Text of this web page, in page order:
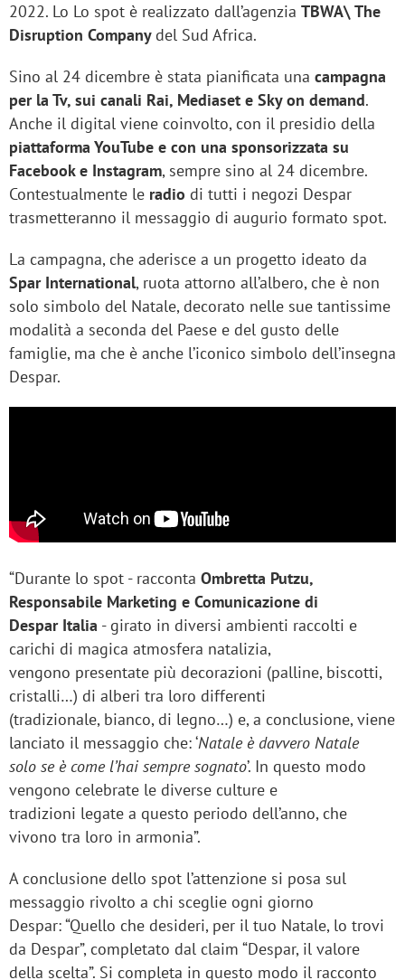
2022. Lo Lo spot è realizzato dall’agenzia TBWA\ The
Disruption Company del Sud Africa.
Sino al 24 dicembre è stata pianificata una campagna
per la Tv, sui canali Rai, Mediaset e Sky on demand.
Anche il digital viene coinvolto, con il presidio della
piattaforma YouTube e con una sponsorizzata su
Facebook e Instagram, sempre sino al 24 dicembre.
Contestualmente le radio di tutti i negozi Despar
trasmetteranno il messaggio di augurio formato spot.
La campagna, che aderisce a un progetto ideato da
Spar International, ruota attorno all’albero, che è non
solo simbolo del Natale, decorato nelle sue tantissime
modalità a seconda del Paese e del gusto delle
famiglie, ma che è anche l’iconico simbolo dell’insegna
Despar.
“Durante lo spot - racconta Ombretta Putzu,
Responsabile Marketing e Comunicazione di
Despar Italia - girato in diversi ambienti raccolti e
carichi di magica atmosfera natalizia,
vengono presentate più decorazioni (palline, biscotti,
cristalli…) di alberi tra loro differenti
(tradizionale, bianco, di legno…) e, a conclusione, viene
lanciato il messaggio che: ‘Natale è davvero Natale
solo se è come l’hai sempre sognato’. In questo modo
vengono celebrate le diverse culture e
tradizioni legate a questo periodo dell’anno, che
vivono tra loro in armonia”.
A conclusione dello spot l’attenzione si posa sul
messaggio rivolto a chi sceglie ogni giorno
Despar: “Quello che desideri, per il tuo Natale, lo trovi
da Despar”, completato dal claim “Despar, il valore
della scelta”. Si completa in questo modo il racconto